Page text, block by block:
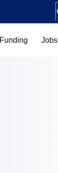
Funding Jobs